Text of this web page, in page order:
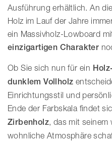
Ausführung erhältlich. An
Holz im Lauf der Jahre
ein Massivholz-Lowboard
einzigartigen Charakter
Ob Sie sich nun für ein
dunklem Vollholz
Einrichtungsstil und
Ende der Farbskala findet
Zirbenholz, das mit seinem
wohnliche Atmosphäre